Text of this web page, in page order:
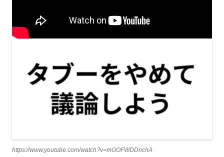
https://www.youtube.com/watch?v=mOOFWDDnchA